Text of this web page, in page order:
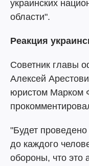
украинских
области".
Реакция
Советник главы
Алексей
юристом Марком
"Будет
до каждого
обороны, что это